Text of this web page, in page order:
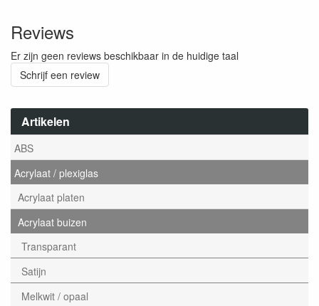
Artikelen
ABS
Acrylaat / plexiglas
Acrylaat platen
Acrylaat buizen
Transparant
Satijn
Melkwit / opaal
Reviews
Er zijn geen reviews beschikbaar in de huidige taal
Schrijf een review